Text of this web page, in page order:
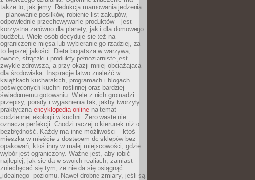
także to, jak jemy. Redukcja marnowania jedzenia
– planowanie posiłków, robienie list zakupów,
odpowiednie przechowywanie produktów – jest
korzystna zarówno dla planety, jak i dla domowego
budżetu. Wiele osób decyduje się też na
ograniczenie mięsa lub wybieranie go rzadziej, za
to lepszej jakości. Dieta bogatsza w warzywa,
owoce, strączki i produkty pełnoziarniste jest
zwykle zdrowsza, a przy okazji mniej obciążająca
dla środowiska. Inspiracje łatwo znaleźć w
książkach kucharskich, programach i blogach
poświęconych kuchni roślinnej oraz bardziej
świadomemu gotowaniu. Wiele z nich gromadzi
przepisy, porady i wyjaśnienia tak, jakby tworzyły
praktyczną encyklopedia online na temat
codziennej ekologii w kuchni. Zero waste nie
oznacza perfekcji. Chodzi raczej o kierunek niż o
bezbłędność. Każdy ma inne możliwości – ktoś
mieszka w mieście z dostępem do sklepów bez
opakowań, ktoś inny w małej miejscowości, gdzie
wybór jest ograniczony. Ważne jest, aby robić
najlepiej, jak się da w swoich realiach, zamiast
zniechęcać się tym, że nie da się osiągnąć
„idealnego” poziomu. Nawet drobne zmiany, jeśli są